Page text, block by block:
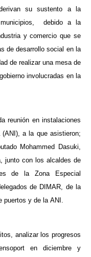
su sustento a la
debido a la
y comercio que se
de desarrollo social en la
de realizar una mesa de
involucradas en la
reunión en instalaciones
a la que asistieron;
Mohammed Dasuki,
junto con los alcaldes de
de la Zona Especial
de DIMAR, de la
puertos y de la ANI.
analizar los progresos
en diciembre y